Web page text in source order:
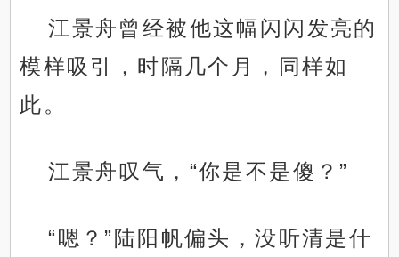
江景舟曾经被他这幅闪闪发亮的
模样吸引，时隔几个月，同样如
此。
江景舟叹气，“你是不是傻？”
“嗯？”陆阳帆偏头，没听清是什